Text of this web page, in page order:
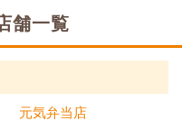
舗一覧
元気弁当店